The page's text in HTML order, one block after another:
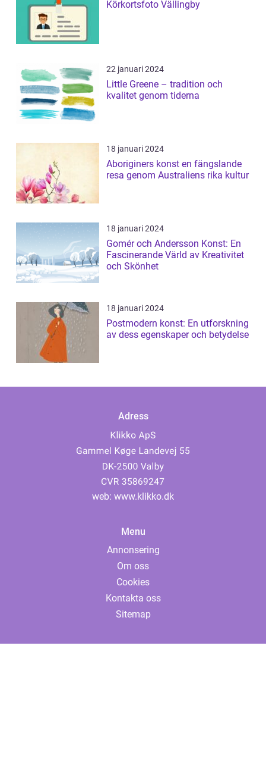
Körkortsfoto Vällingby
22 januari 2024
Little Greene – tradition och
kvalitet genom tiderna
18 januari 2024
Aboriginers konst en fängslande
resa genom Australiens rika kultur
18 januari 2024
Gomér och Andersson Konst: En
Fascinerande Värld av Kreativitet
och Skönhet
18 januari 2024
Postmodern konst: En utforskning
av dess egenskaper och betydelse
Adress
web: www.klikko.dk
Menu
Annonsering
Om oss
Cookies
Kontakta oss
Sitemap